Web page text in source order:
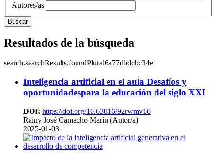
Autores/as
Buscar
Resultados de la búsqueda
search.searchResults.foundPlural6a77dbdcbc34e
Inteligencia artificial en el aula Desafíos y
oportunidadespara la educación del siglo XXI
DOI: https://doi.org/10.63816/92rwmv16
Rainy José Camacho Marín (Autor/a)
2025-01-03